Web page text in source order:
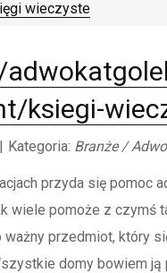
wieczyste
ksiegi-
| Kategoria: Branże /
przyda się pomoc
wiele pomoże z czymś
przedmiot, który
domy bowiem ją